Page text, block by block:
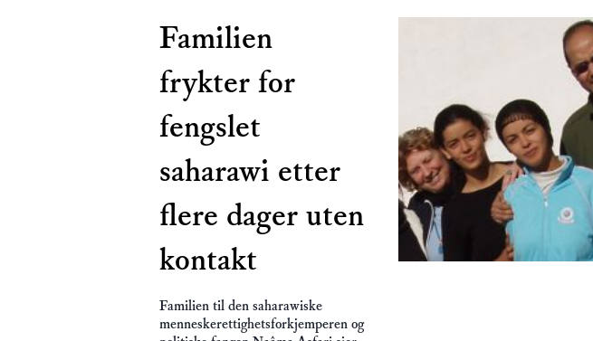
Familien
frykter for
fengslet
saharawi etter
flere dager uten
kontakt
Familien til den saharawiske
menneskerettighetsforkjemperen og